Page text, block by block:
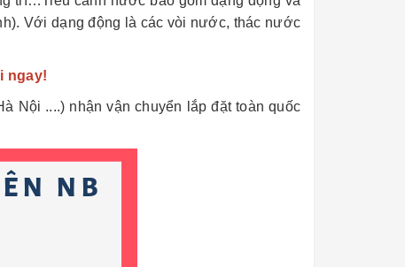
Với dạng động là các vòi nước, thác nước
ngay!
Nội ....) nhận vận chuyển lắp đặt toàn quốc